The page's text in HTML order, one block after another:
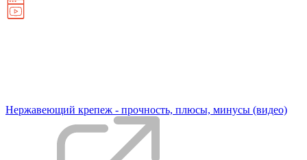
Нержавеющий крепеж - прочность, плюсы, минусы (видео)